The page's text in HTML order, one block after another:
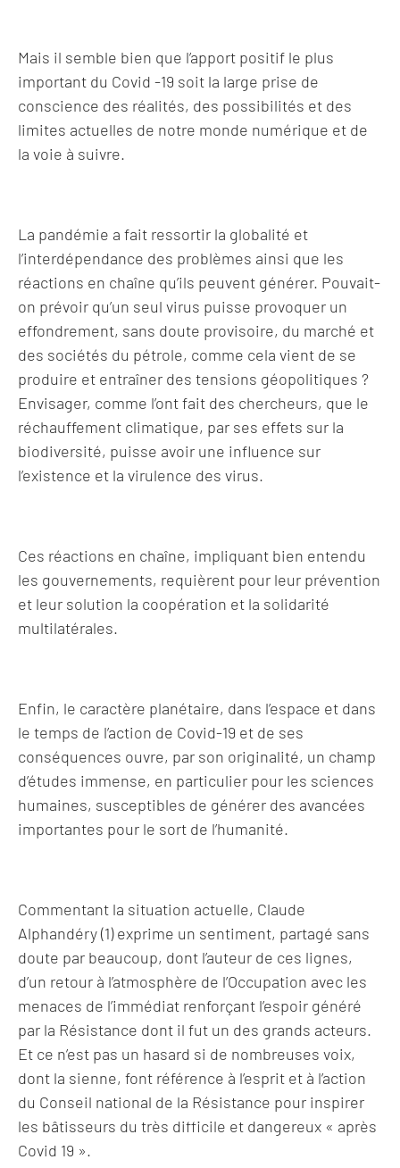
Mais il semble bien que l’apport positif le plus
important du Covid -19 soit la large prise de
conscience des réalités, des possibilités et des
limites actuelles de notre monde numérique et de
la voie à suivre.
La pandémie a fait ressortir la globalité et
l’interdépendance des problèmes ainsi que les
réactions en chaîne qu’ils peuvent générer. Pouvait-
on prévoir qu’un seul virus puisse provoquer un
effondrement, sans doute provisoire, du marché et
des sociétés du pétrole, comme cela vient de se
produire et entraîner des tensions géopolitiques ?
Envisager, comme l’ont fait des chercheurs, que le
réchauffement climatique, par ses effets sur la
biodiversité, puisse avoir une influence sur
l’existence et la virulence des virus.
Ces réactions en chaîne, impliquant bien entendu
les gouvernements, requièrent pour leur prévention
et leur solution la coopération et la solidarité
multilatérales.
Enfin, le caractère planétaire, dans l’espace et dans
le temps de l’action de Covid-19 et de ses
conséquences ouvre, par son originalité, un champ
d’études immense, en particulier pour les sciences
humaines, susceptibles de générer des avancées
importantes pour le sort de l’humanité.
Commentant la situation actuelle, Claude
Alphandéry (1) exprime un sentiment, partagé sans
doute par beaucoup, dont l’auteur de ces lignes,
d’un retour à l’atmosphère de l’Occupation avec les
menaces de l’immédiat renforçant l’espoir généré
par la Résistance dont il fut un des grands acteurs.
Et ce n’est pas un hasard si de nombreuses voix,
dont la sienne, font référence à l’esprit et à l’action
du Conseil national de la Résistance pour inspirer
les bâtisseurs du très difficile et dangereux « après
Covid 19 ».